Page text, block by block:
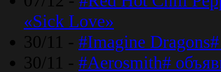
«Sick Love»
30/11 - #Imagine
30/11 - #Aerosmith#